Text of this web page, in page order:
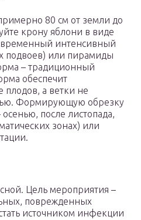
80 см от земли до
крону яблони в виде
интенсивный
подвоев) или пирамиды
– традиционный
обеспечит
а ветки не
Формирующую обрезку
после листопада,
зонах) или
Цель мероприятия –
поврежденных
источником инфекции